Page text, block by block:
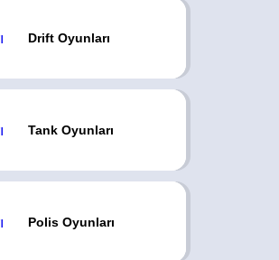
Drift Oyunları
Tank Oyunları
Polis Oyunları